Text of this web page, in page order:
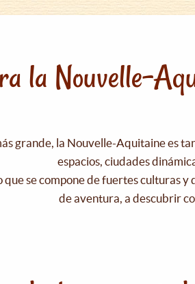
la Nouvelle-
grande, la Nouvelle-Aquitaine es
espacios, ciudades
se compone de fuertes culturas
de aventura, a descubrir